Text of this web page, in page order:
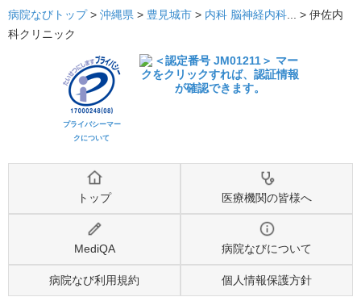
病院なびトップ > 沖縄県 > 豊見城市 > 内科 脳神経内科... > 伊佐内
科クリニック
プライバシーマー
クについて
トップ 医療機関の皆様へ
MediQA 病院なびについて
病院なび利用規約 個人情報保護方針